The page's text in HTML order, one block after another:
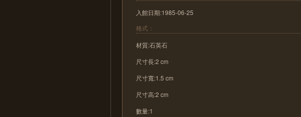
入館日期:1985-06-25
格式：
材質:石英石
尺寸長:2 cm
尺寸寬:1.5 cm
尺寸高:2 cm
數量:1